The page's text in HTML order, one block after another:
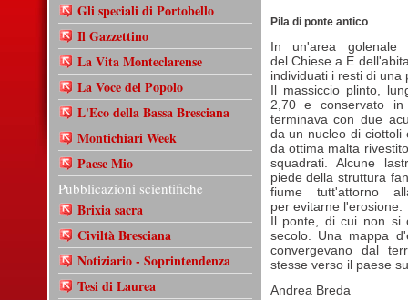
Gli speciali di Portobello
Il Gazzettino
La Vita Monteclarense
La Voce del Popolo
L'Eco della Bassa Bresciana
Montichiari Week
Paese Mio
Pubblicazioni scientifiche
Brixia sacra
Civiltà Bresciana
Notiziario - Soprintendenza
Tesi di Laurea
Pila di ponte antico
In un'area golenale
del Chiese a E
individuati i resti di una
Il massiccio plinto,
2,70 e conservato
terminava con due
da un nucleo di ciottoli
da ottima malta
squadrati. Alcune
piede della struttura
fiume tutt'attorno
per evitarne l'erosione.
Il ponte, di cui non si
secolo. Una mappa
convergevano dal
stesse verso il paese
Andrea Breda